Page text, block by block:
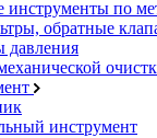
инструменты по
обратные
давления
инструмент